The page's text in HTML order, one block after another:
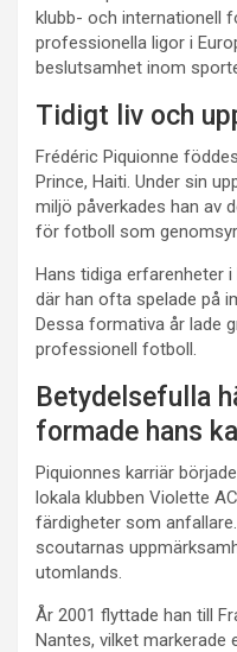
klubb- och internationell
professionella ligor i
beslutsamhet inom
Tidigt liv och
Frédéric Piquionne
Prince, Haiti. Under sin
miljö påverkades han av
för fotboll som
Hans tidiga erfarenheter
där han ofta spelade på
Dessa formativa år lade
professionell fotboll.
Betydelsefulla
formade hans
Piquionnes karriär
lokala klubben Violette
färdigheter som
scoutarnas
utomlands.
År 2001 flyttade han till
Nantes, vilket markerade